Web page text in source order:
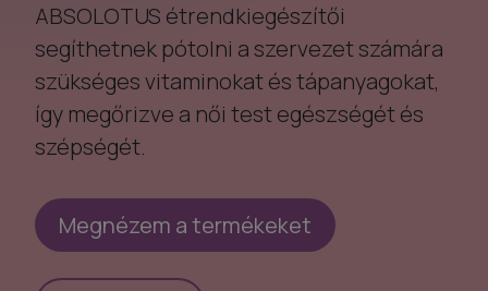
ABSOLOTUS étrendkiegészítői
segíthetnek pótolni a szervezet számára
szükséges vitaminokat és tápanyagokat,
így megőrizve a női test egészségét és
szépségét.
Megnézem a termékeket